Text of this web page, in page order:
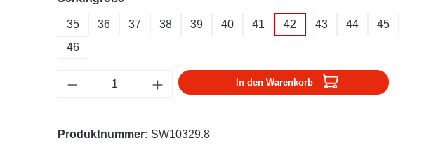
35 36 37 38 39 40 41 42 43 44
45
46
Produkt Anzahl: Gib den gewünschten Wert ein
In den Warenkorb
Produktnummer: SW10329.8